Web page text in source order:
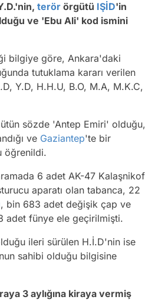
terör örgütü IŞİD'in
ve 'Ebu Ali' kod ismini
bilgiye göre, Ankara'daki
tutuklama kararı verilen
Y.D, H.H.U, B.O, M.A, M.K.C,
sözde 'Antep Emiri' olduğu,
ve Gaziantep'te bir
öğrenildi.
6 adet AK-47 Kalaşnikof
aparatı olan tabanca, 22
, bin 683 adet değişik çap ve
adet fünye ele geçirilmişti.
ileri sürülen H.İ.D'nin ise
sahibi olduğu bilgisine
3 aylığına kiraya vermiş